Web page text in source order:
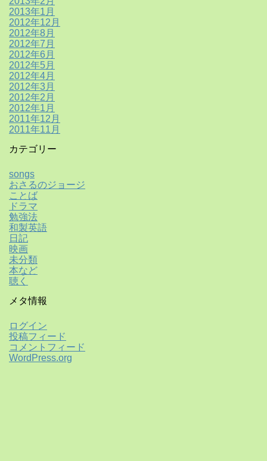
2013年1月
2012年12月
2012年8月
2012年7月
2012年6月
2012年5月
2012年4月
2012年3月
2012年2月
2012年1月
2011年12月
2011年11月
カテゴリー
songs
おさるのジョージ
ことば
ドラマ
勉強法
和製英語
日記
映画
未分類
本など
聴く
メタ情報
ログイン
投稿フィード
コメントフィード
WordPress.org